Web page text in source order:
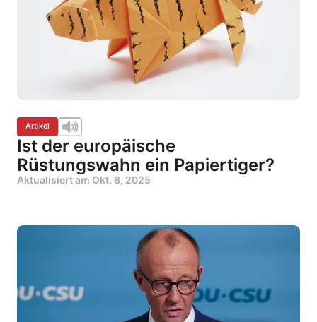
Artikel
Ist der europäische
Rüstungswahn ein Papiertiger?
Aktualisiert am Okt. 8, 2025